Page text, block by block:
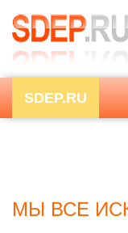
SDEP.RU
МЫ ВСЕ